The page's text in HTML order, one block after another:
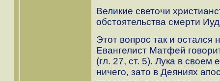
Великие светочи
обстоятельства смерти
Этот вопрос так и
Евангелист Матфей
(гл. 27, ст. 5). Лука в своем
ничего, зато в Деяниях